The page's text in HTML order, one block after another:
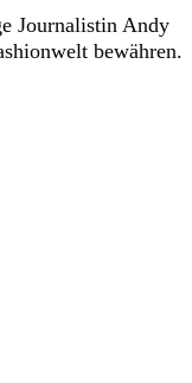
Journalistin Andy
bewähren.